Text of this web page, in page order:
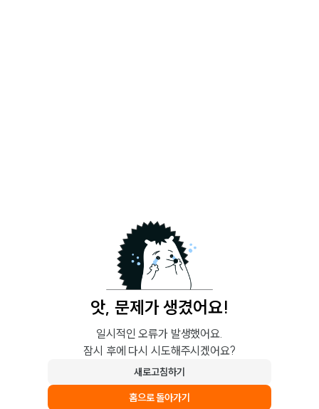
앗, 문제가 생겼어요!
일시적인 오류가 발생했어요.
잠시 후에 다시 시도해주시겠어요?
새로고침하기
홈으로 돌아가기